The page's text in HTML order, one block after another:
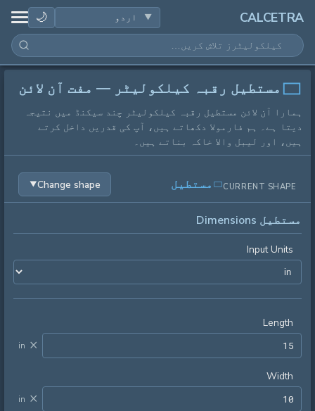
CALCETRA
🌙
ریاضی
تبدیلیاں
سائنس
دیگر اوزار
مستطیل رقبہ کیلکولیٹر — مفت آن لائن
ہمارا آن لائن مستطیل رقبہ کیلکولیٹر چند سیکنڈ میں نتیجہ
دیتا ہے۔ ہم فارمولا دکھاتے ہیں، آپ کی قدریں داخل کرتے
ہیں، اور لیبل والا خاکہ بناتے ہیں۔
CURRENT SHAPE مستطیل Change shape
▼
مستطیل Dimensions
Input Units
Length
×
in
Width
×
in